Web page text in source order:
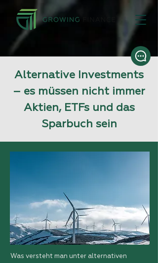
Alternative Investments
– es müssen nicht immer
Aktien, ETFs und das
Sparbuch sein
Was versteht man unter alternativen